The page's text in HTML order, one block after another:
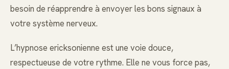
besoin de réapprendre à envoyer les bons signaux à
votre système nerveux.
L’hypnose ericksonienne est une voie douce,
respectueuse de votre rythme. Elle ne vous force pas,